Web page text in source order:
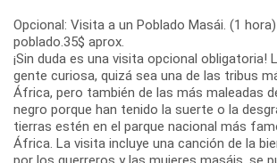
Opcional: Visita a un Poblado Masái. (1
poblado.35$ aprox.
¡Sin duda es una visita opcional obligatoria!
gente curiosa, quizá sea una de las tribus
África, pero también de las más maleadas
negro porque han tenido la suerte o la
tierras estén en el parque nacional más
África. La visita incluye una canción de la